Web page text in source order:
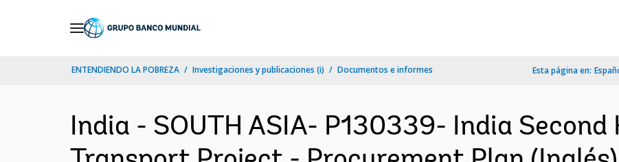
ENTENDIENDO LA POBREZA Investigaciones y publicaciones (i) Documentos e informes Esta página en:
India - SOUTH ASIA- P130339- India